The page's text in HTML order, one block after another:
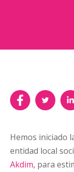
Hemos iniciado
entidad local
Akdim, para